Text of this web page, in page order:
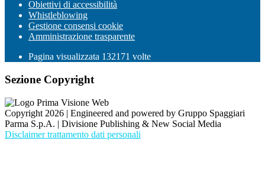
Obiettivi di accessibilità
Whistleblowing
Gestione consensi cookie
Amministrazione trasparente
Pagina visualizzata 132171 volte
Sezione Copyright
Copyright 2026 | Engineered and powered by Gruppo Spaggiari
Parma S.p.A. | Divisione Publishing & New Social Media
Disclaimer trattamento dati personali